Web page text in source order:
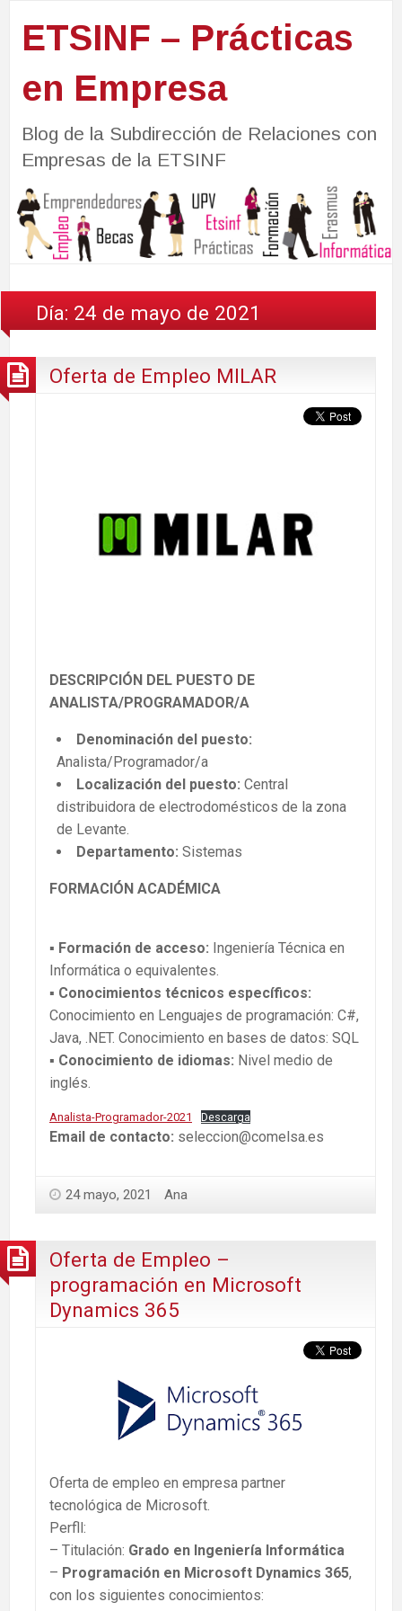
ETSINF – Prácticas
en Empresa
Blog de la Subdirección de Relaciones con
Empresas de la ETSINF
Día: 24 de mayo de 2021
Oferta de Empleo MILAR
DESCRIPCIÓN DEL PUESTO DE
ANALISTA/PROGRAMADOR/A
Denominación del puesto:
Analista/Programador/a
Localización del puesto: Central
distribuidora de electrodomésticos de la zona
de Levante.
Departamento: Sistemas
FORMACIÓN ACADÉMICA
▪ Formación de acceso: Ingeniería Técnica en
Informática o equivalentes.
▪ Conocimientos técnicos específicos:
Conocimiento en Lenguajes de programación: C#,
Java, .NET. Conocimiento en bases de datos: SQL
▪ Conocimiento de idiomas: Nivel medio de
inglés.
Analista-Programador-2021 Descarga
Email de contacto: seleccion@comelsa.es
24 mayo, 2021 Ana
Oferta de Empleo –
programación en Microsoft
Dynamics 365
Oferta de empleo en empresa partner
tecnológica de Microsoft.
Perfll:
– Titulación: Grado en Ingeniería Informática
– Programación en Microsoft Dynamics 365,
con los siguientes conocimientos: